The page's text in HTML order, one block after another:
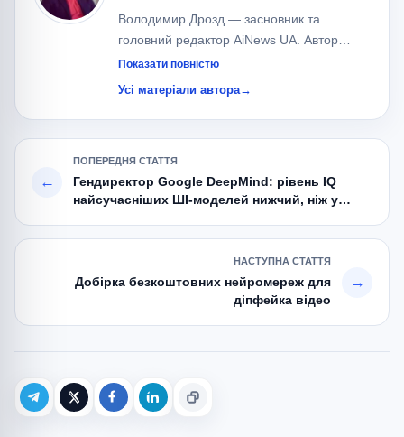
TelegramX (Twitter)FacebookLinkedInКопіювати
Володимир Дрозд — засновник та
головний редактор AiNews UA. Автор
понад 700 публікацій про штучний
інтелект, великі мовні моделі (LLM), AI-
Спеціалізується на новинах OpenAI,
Google, Anthropic, xAI, Meta та локальних
AI-моделях.
Показати повністю
Усі матеріали автора→
←
ПОПЕРЕДНЯ СТАТТЯ
Гендиректор Google DeepMind: рівень IQ
найсучасніших ШІ-моделей нижчий, ніж у
НАСТУПНА СТАТТЯ
Добірка безкоштовних нейромереж для
діпфейка відео
→